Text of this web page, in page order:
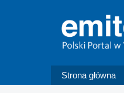
Strona główna